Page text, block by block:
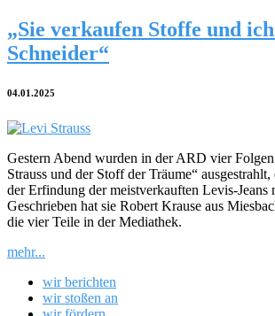
„Sie verkaufen Stoffe und
Schneider“
04.01.2025
Gestern Abend wurden in der ARD vier
Strauss und der Stoff der Träume“
der Erfindung der meistverkauften Levis-Jeans
Geschrieben hat sie Robert Krause aus
die vier Teile in der Mediathek.
mehr...
wir berichten
wir stoßen an